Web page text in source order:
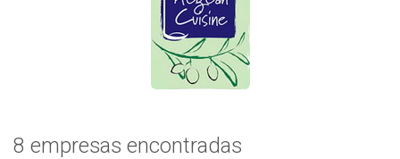
8 empresas encontradas